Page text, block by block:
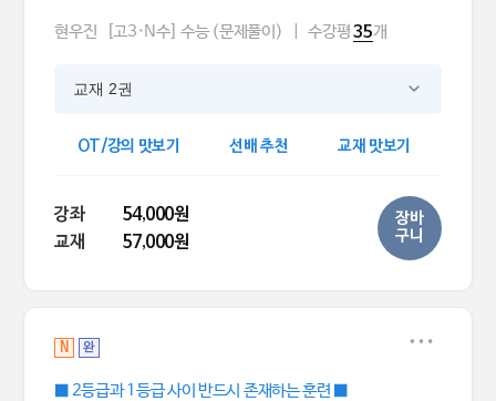
현우진 [고3·N수] 수능 (문제풀이) 수강평35개
교재 2권
OT/강의 맛보기 선배 추천 교재 맛보기
강좌
54,000원
교재
57,000원
장바
구니
N 완
■ 2등급과 1등급 사이 반드시 존재하는 훈련 ■